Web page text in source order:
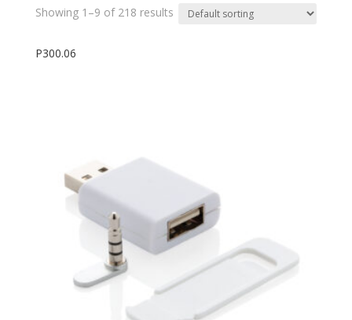
Showing 1–9 of 218 results
P300.06